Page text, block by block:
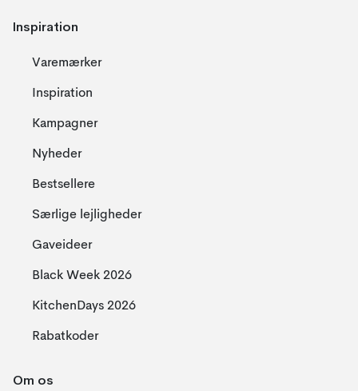
Inspiration
Varemærker
Inspiration
Kampagner
Nyheder
Bestsellere
Særlige lejligheder
Gaveideer
Black Week 2026
KitchenDays 2026
Rabatkoder
Om os